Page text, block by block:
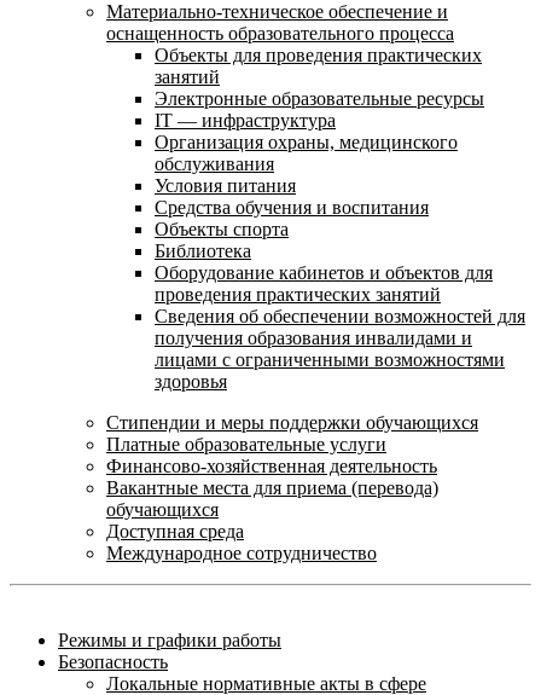
Материально-техническое обеспечение и
оснащенность образовательного процесса
Объекты для проведения практических
занятий
Электронные образовательные ресурсы
IT — инфраструктура
Организация охраны, медицинского
обслуживания
Условия питания
Средства обучения и воспитания
Объекты спорта
Библиотека
Оборудование кабинетов и объектов для
проведения практических занятий
Сведения об обеспечении возможностей для
получения образования инвалидами и
лицами с ограниченными возможностями
здоровья
Стипендии и меры поддержки обучающихся
Платные образовательные услуги
Финансово-хозяйственная деятельность
Вакантные места для приема (перевода)
обучающихся
Доступная среда
Международное сотрудничество
Режимы и графики работы
Безопасность
Локальные нормативные акты в сфере